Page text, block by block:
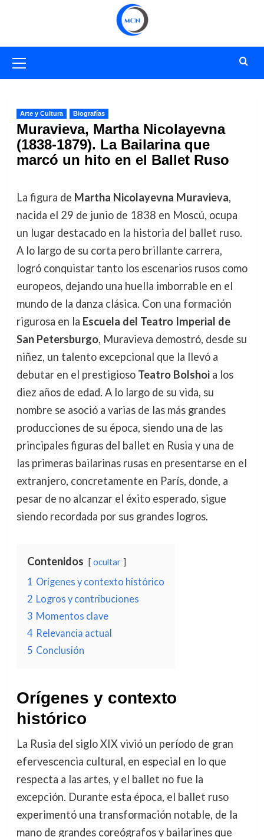
primario
Arte y Cultura Biografías
Muravieva, Martha Nicolayevna
(1838-1879). La Bailarina que
marcó un hito en el Ballet Ruso
La figura de Martha Nicolayevna Muravieva,
nacida el 29 de junio de 1838 en Moscú, ocupa
un lugar destacado en la historia del ballet ruso.
A lo largo de su corta pero brillante carrera,
logró conquistar tanto los escenarios rusos como
europeos, dejando una huella imborrable en el
mundo de la danza clásica. Con una formación
rigurosa en la Escuela del Teatro Imperial de
San Petersburgo, Muravieva demostró, desde su
niñez, un talento excepcional que la llevó a
debutar en el prestigioso Teatro Bolshoia los
diez años de edad. A lo largo de su vida, su
nombre se asoció a varias de las más grandes
producciones de su época, siendo una de las
principales figuras del ballet en Rusia y una de
las primeras bailarinas rusas en presentarse en el
extranjero, concretamente en París, donde, a
pesar de no alcanzar el éxito esperado, sigue
siendo recordada por sus grandes logros.
Contenidos ocultar
1 Orígenes y contexto histórico
2 Logros y contribuciones
3 Momentos clave
4 Relevancia actual
5 Conclusión
Orígenes y contexto
histórico
La Rusia del siglo XIX vivió un período de gran
efervescencia cultural, en especial en lo que
respecta a las artes, y el ballet no fue la
excepción. Durante esta época, el ballet ruso
experimentó una transformación notable, de la
mano de grandes coreógrafos y bailarines que